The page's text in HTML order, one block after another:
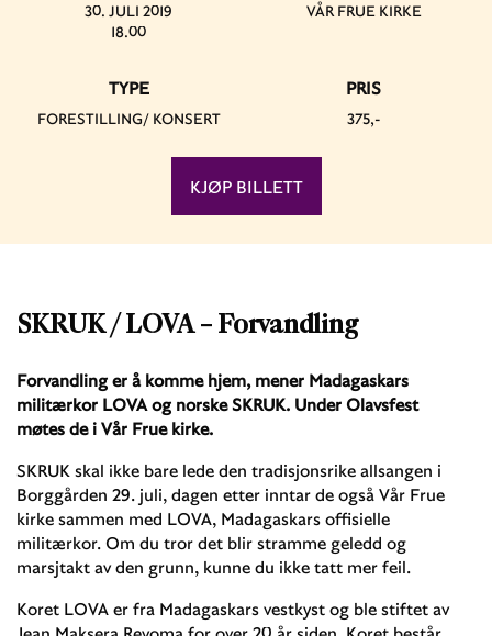
SKRUK / LOVA – Forvandling
Forvandling er å komme hjem, mener Madagaskars
militærkor LOVA og norske SKRUK. Under Olavsfest
møtes de i Vår Frue kirke.
SKRUK skal ikke bare lede den tradisjonsrike allsangen i
Borggården 29. juli, dagen etter inntar de også Vår Frue
kirke sammen med LOVA, Madagaskars offisielle
militærkor. Om du tror det blir stramme geledd og
marsjtakt av den grunn, kunne du ikke tatt mer feil.
Koret LOVA er fra Madagaskars vestkyst og ble stiftet av
30. JULI 2019
18.00
VÅR FRUE KIRKE
TYPE
FORESTILLING/ KONSERT
PRIS
375,-
KJØP BILLETT